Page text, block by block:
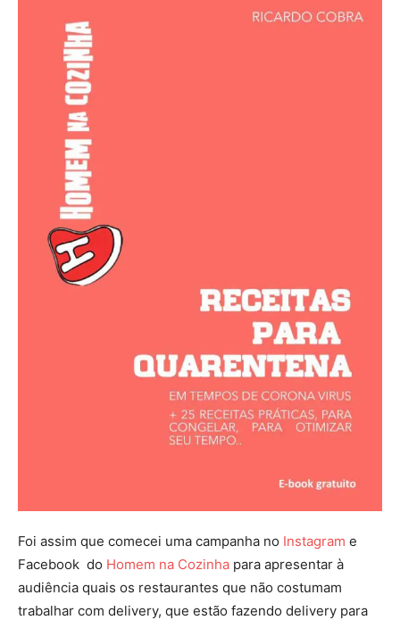
Foi assim que comecei uma campanha no Instagram e
Facebook do Homem na Cozinha para apresentar à
audiência quais os restaurantes que não costumam
trabalhar com delivery, que estão fazendo delivery para